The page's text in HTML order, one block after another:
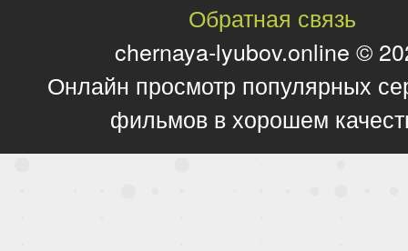
Обратная связь
chernaya-lyubov.online ©
Онлайн просмотр популярных
фильмов в хорошем